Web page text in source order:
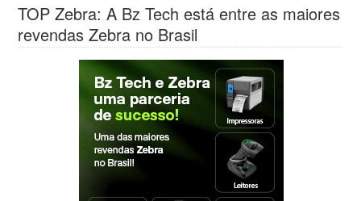
TOP Zebra: A Bz Tech está entre as maiores
revendas Zebra no Brasil